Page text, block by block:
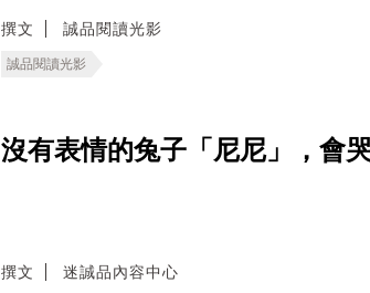
撰文 誠品閱讀光影
誠品閱讀光影
沒有表情的兔子「尼尼」，會
撰文 迷誠品內容中心